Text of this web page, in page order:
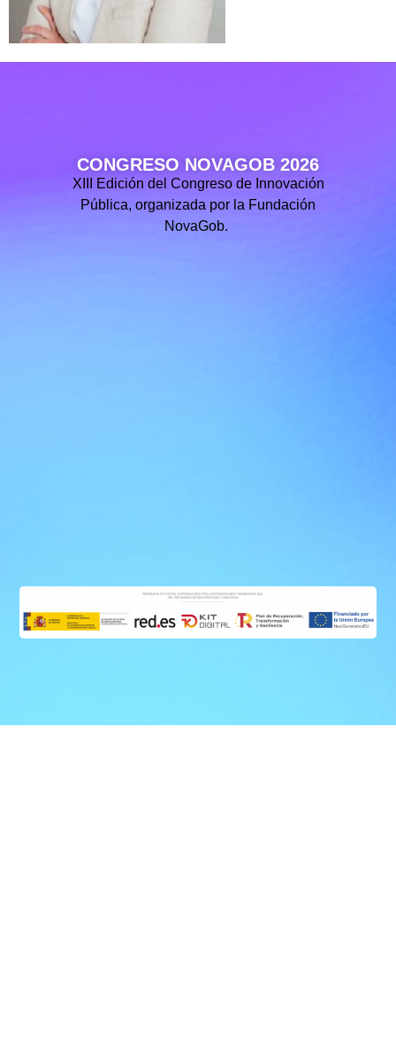
CONGRESO NOVAGOB 2026
XIII Edición del Congreso de Innovación
Pública, organizada por la Fundación
NovaGob.